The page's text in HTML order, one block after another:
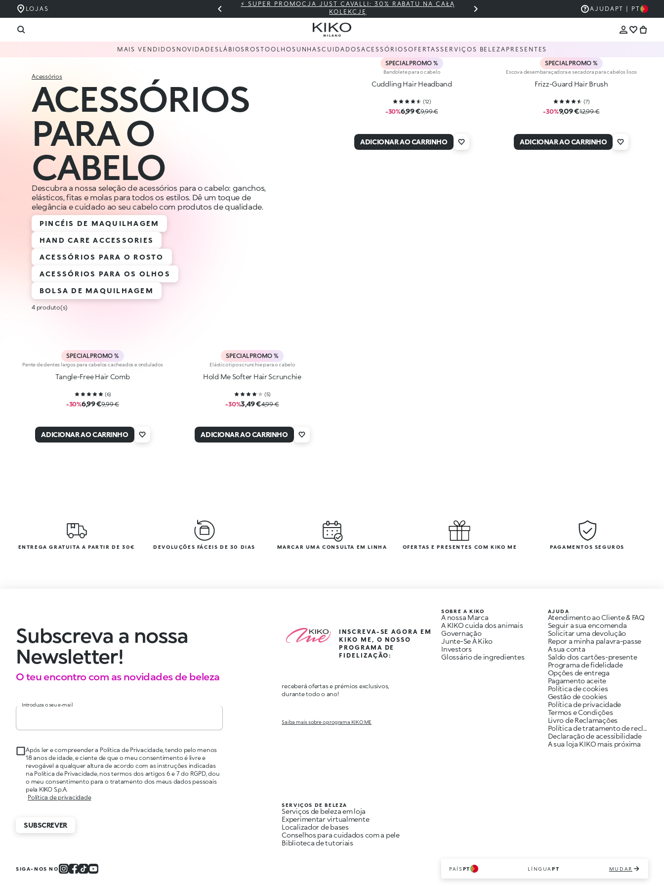
LOJAS
⚡ SUPER PROMOCJA JUST CAVALLI: 30% RABATU NA CAŁĄ
KOLEKCJĘ
THE KIKO SALE: ATÉ 50% DE
AJUDA PT | PT
MAIS VENDIDOS NOVIDADES LÁBIOS ROSTOOLHOS UNHASCUIDADOSACESSÓRIOSOFERTASSERVIÇOS BELEZA PRESENTES
Acessórios
ACESSÓRIOS
PARA O
CABELO
Descubra a nossa seleção de acessórios para o cabelo: ganchos,
elásticos, fitas e molas para todos os estilos. Dê um toque de
elegância e cuidado ao seu cabelo com produtos de qualidade.
PINCÉIS DE MAQUILHAGEM
HAND CARE ACCESSORIES
ACESSÓRIOS PARA O ROSTO
ACESSÓRIOS PARA OS OLHOS
BOLSA DE MAQUILHAGEM
4 produto(s)
SPECIAL PROMO %
Bandolete para o cabelo
Cuddling Hair Headband
(12)
-30%6,99 €9,99 €
ADICIONAR AO CARRINHO
SPECIAL PROMO %
Escova desembaraçadora e secadora para cabelos lisos
Frizz-Guard Hair Brush
(7)
-30%9,09 €12,99 €
ADICIONAR AO CARRINHO
SPECIAL PROMO %
Pente de dentes largos para cabelos cacheados e ondulados
Tangle-Free Hair Comb
(6)
-30%6,99 €9,99 €
ADICIONAR AO CARRINHO
SPECIAL PROMO %
Elástico tipo scrunchie para o cabelo
Hold Me Softer Hair Scrunchie
(5)
-30%3,49 €4,99 €
ADICIONAR AO CARRINHO
ENTREGA GRATUITA A PARTIR DE 30€ DEVOLUÇÕES FÁCEIS DE 30 DIAS MARCAR UMA CONSULTA EM LINHA OFERTAS E PRESENTES COM KIKO ME PAGAMENTOS SEGUROS
Subscreva a nossa
Newsletter!
O teu encontro com as novidades de beleza
Introduza o seu e-mail
Após ler e compreender a Política de Privacidade, tendo pelo menos
18 anos de idade, e ciente de que o meu consentimento é livre e
revogável a qualquer altura de acordo com as instruções indicadas
na Política de Privacidade, nos termos dos artigos 6 e 7 do RGPD, dou
o meu consentimento para o tratamento dos meus dados pessoais
pela KIKO S.p.A.
Política de privacidade
SUBSCREVER
INSCREVA-SE AGORA EM
KIKO ME, O NOSSO
PROGRAMA DE
FIDELIZAÇÃO:
receberá ofertas e prémios exclusivos,
durante todo o ano!
Saiba mais sobre o programa KIKO ME
SERVIÇOS DE BELEZA
Serviços de beleza em loja
Experimentar virtualmente
Localizador de bases
Conselhos para cuidados com a pele
Biblioteca de tutoriais
SOBRE A KIKO
A nossa Marca
A KIKO cuida dos animais
Governação
Junte-Se À Kiko
Investors
Glossário de ingredientes
AJUDA
Atendimento ao Cliente & FAQ
Seguir a sua encomenda
Solicitar uma devolução
Repor a minha palavra-passe
A sua conta
Saldo dos cartões-presente
Programa de fidelidade
Opções de entrega
Pagamento aceite
Política de cookies
Gestão de cookies
Política de privacidade
Termos e Condições
Livro de Reclamações
Política de tratamento de reclamações
Declaração de acessibilidade
A sua loja KIKO mais próxima
SIGA-NOS NO PAÍSPT LÍNGUAPT MUDAR